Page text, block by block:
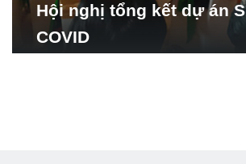
Hội nghị tổng kết dự án
COVID